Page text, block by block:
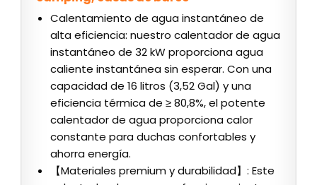
Calentamiento de agua instantáneo de
alta eficiencia: nuestro calentador de agua
instantáneo de 32 kW proporciona agua
caliente instantánea sin esperar. Con una
capacidad de 16 litros (3,52 Gal) y una
eficiencia térmica de ≥ 80,8%, el potente
calentador de agua proporciona calor
constante para duchas confortables y
ahorra energía.
【Materiales premium y durabilidad】: Este